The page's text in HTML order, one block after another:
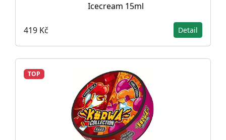
Icecream 15ml
419 Kč Detail
TOP